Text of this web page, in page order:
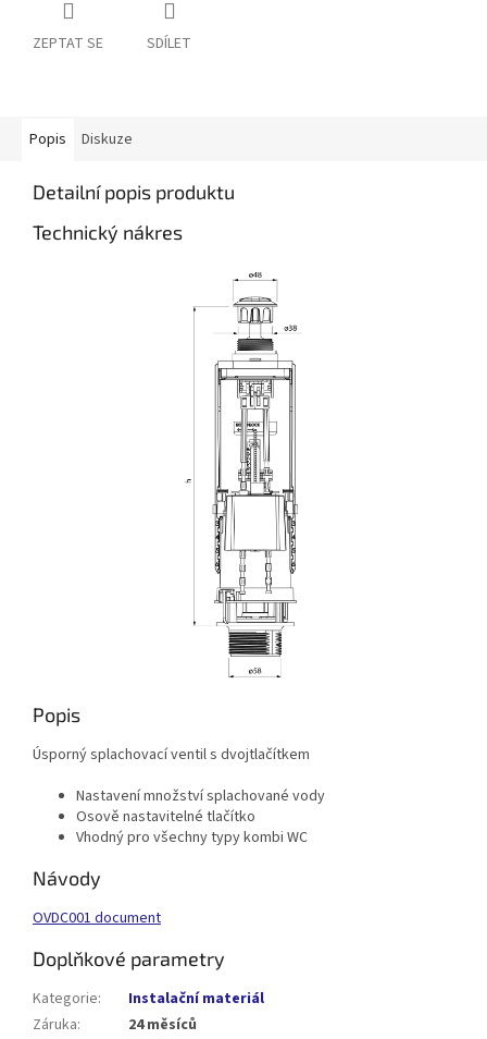
ZEPTAT SE SDÍLET
Popis Diskuze
Detailní popis produktu
Technický nákres
Popis
Úsporný splachovací ventil s dvojtlačítkem
Nastavení množství splachované vody
Osově nastavitelné tlačítko
Vhodný pro všechny typy kombi WC
Návody
OVDC001 document
Doplňkové parametry
Kategorie:
Instalační materiál
Záruka:
24 měsíců